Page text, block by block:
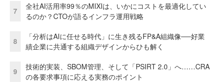
7
全社AI活用率99％のMIXIは、いかにコストを最適化してい
るのか？CTOが語るインフラ運用戦略
8
「分析はAIに任せる時代」に生き残るFP&A組織像──好業
績企業に共通する組織デザインからひも解く
9
技術的実装、SBOM管理、そして「PSIRT 2.0」へ……CRA
の各要求事項に応える実務のポイント